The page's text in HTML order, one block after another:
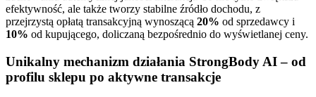
efektywność, ale także tworzy stabilne źródło dochodu, z
przejrzystą opłatą transakcyjną wynoszącą 20% od sprzedawcy i
10% od kupującego, doliczaną bezpośrednio do wyświetlanej ceny.
Unikalny mechanizm działania StrongBody AI – od
profilu sklepu po aktywne transakcje